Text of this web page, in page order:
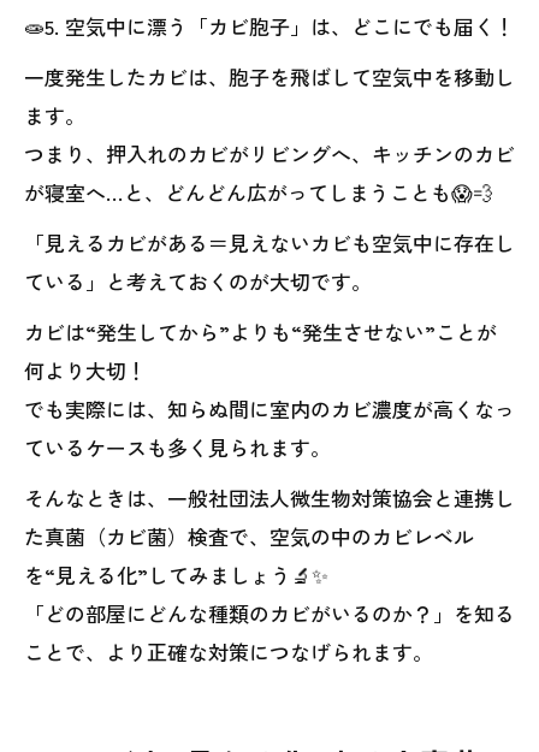
🧫5. 空気中に漂う「カビ胞子」は、どこにでも届く！
一度発生したカビは、胞子を飛ばして空気中を移動し
ます。
つまり、押入れのカビがリビングへ、キッチンのカビ
が寝室へ…と、どんどん広がってしまうことも😱💨
「見えるカビがある＝見えないカビも空気中に存在し
ている」と考えておくのが大切です。
カビは“発生してから”よりも“発生させない”ことが
何より大切！
でも実際には、知らぬ間に室内のカビ濃度が高くなっ
ているケースも多く見られます。
そんなときは、一般社団法人微生物対策協会と連携し
た真菌（カビ菌）検査で、空気の中のカビレベル
を“見える化”してみましょう🔬✨
「どの部屋にどんな種類のカビがいるのか？」を知る
ことで、より正確な対策につなげられます。